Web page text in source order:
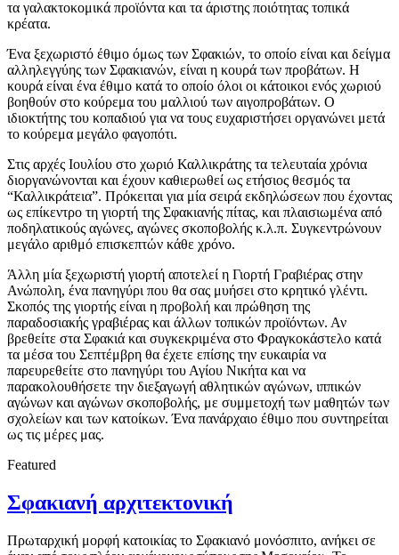
τα γαλακτοκομικά προϊόντα και τα άριστης ποιότητας τοπικά
κρέατα.
Ένα ξεχωριστό έθιμο όμως των Σφακιών, το οποίο είναι και δείγμα
αλληλεγγύης των Σφακιανών, είναι η κουρά των προβάτων. Η
κουρά είναι ένα έθιμο κατά το οποίο όλοι οι κάτοικοι ενός χωριού
βοηθούν στο κούρεμα του μαλλιού των αιγοπροβάτων. Ο
ιδιοκτήτης του κοπαδιού για να τους ευχαριστήσει οργανώνει μετά
το κούρεμα μεγάλο φαγοπότι.
Στις αρχές Ιουλίου στο χωριό Καλλικράτης τα τελευταία χρόνια
διοργανώνονται και έχουν καθιερωθεί ως ετήσιος θεσμός τα
“Καλλικράτεια”. Πρόκειται για μία σειρά εκδηλώσεων που έχοντας
ως επίκεντρο τη γιορτή της Σφακιανής πίτας, και πλαισιωμένα από
ποδηλατικούς αγώνες, αγώνες σκοποβολής κ.λ.π. Συγκεντρώνουν
μεγάλο αριθμό επισκεπτών κάθε χρόνο.
Άλλη μία ξεχωριστή γιορτή αποτελεί η Γιορτή Γραβιέρας στην
Ανώπολη, ένα πανηγύρι που θα σας μυήσει στο κρητικό γλέντι.
Σκοπός της γιορτής είναι η προβολή και πρώθηση της
παραδοσιακής γραβιέρας και άλλων τοπικών προϊόντων. Αν
βρεθείτε στα Σφακιά και συγκεκριμένα στο Φραγκοκάστελο κατά
τα μέσα του Σεπτέμβρη θα έχετε επίσης την ευκαιρία να
παρευρεθείτε στο πανηγύρι του Αγίου Νικήτα και να
παρακολουθήσετε την διεξαγωγή αθλητικών αγώνων, ιππικών
αγώνων και αγώνων σκοποβολής, με συμμετοχή των μαθητών των
σχολείων και των κατοίκων. Ένα πανάρχαιο έθιμο που συντηρείται
ως τις μέρες μας.
Featured
Σφακιανή αρχιτεκτονική
Πρωταρχική μορφή κατοικίας το Σφακιανό μονόσπιτο, ανήκει σε